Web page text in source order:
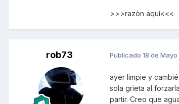
>>>razòn aquí<<<
rob73 Publicado 18 de
ayer limpie y
sola grieta al
partir. Creo que